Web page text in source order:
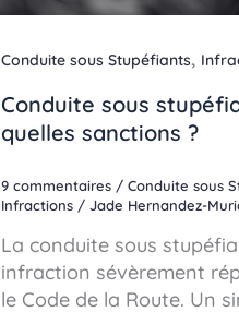
Conduite sous Stupéfiants,
Conduite sous
quelles sanctions ?
9 commentaires / Conduite sous
Infractions/ Jade Hernandez-
La conduite sous
infraction sévèrement
le Code de la Route. Un